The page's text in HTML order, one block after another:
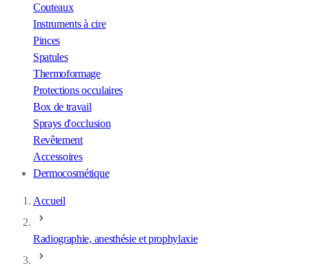
Couteaux
Instruments à cire
Pinces
Spatules
Thermoformage
Protections occulaires
Box de travail
Sprays d'occlusion
Revêtement
Accessoires
Dermocosmétique
Accueil
Radiographie, anesthésie et prophylaxie